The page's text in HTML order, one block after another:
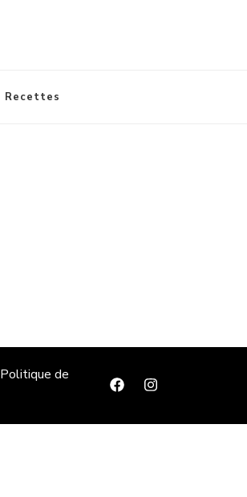
Recettes
Politique de